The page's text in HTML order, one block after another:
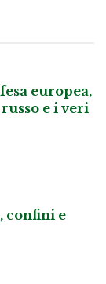
europea,
e i veri
confini e